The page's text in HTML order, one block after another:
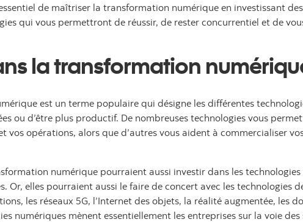
de maîtriser la transformation numérique en investissant
qui vous permettront de réussir, de rester concurrentiel et de
la transformation
est un terme populaire qui désigne les différentes
ou d’être plus productif. De nombreuses technologies vous
vos opérations, alors que d’autres vous aident à commercialiser
numérique pourraient aussi investir dans les
Or, elles pourraient aussi le faire de concert avec les technologies
les réseaux 5G, l’Internet des objets, la réalité augmentée, les
numériques mènent essentiellement les entreprises sur la voie des